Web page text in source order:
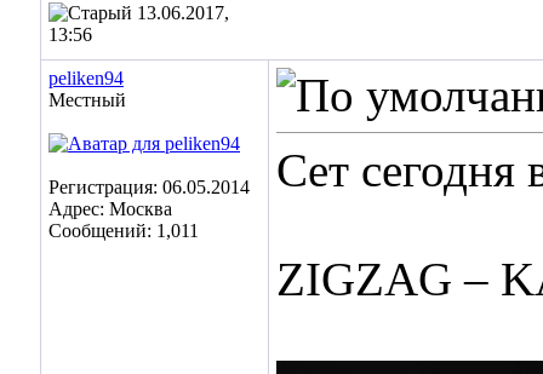
13.06.2017,
13:56
peliken94
Местный
Регистрация: 06.05.2014
Адрес: Москва
Сообщений: 1,011
Сет сегодня
ZIGZAG –